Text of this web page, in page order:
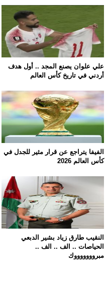
علي علوان يصنع المجد .. أول هدف
أردني في تاريخ كأس العالم
الفيفا يتراجع عن قرار مثير للجدل في
كأس العالم 2026
النقيب طارق زياد بشير الدبعي
الحياصات .. الف .. الف ..
مبروووووووك